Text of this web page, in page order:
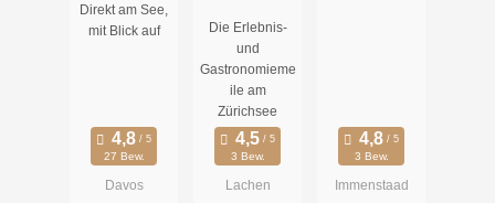
Direkt am See,
mit Blick auf
27 Bew.
Davos
Die Erlebnis-
und
Gastronomieme
ile am
Zürichsee
3 Bew.
Lachen
3 Bew.
Immenstaad